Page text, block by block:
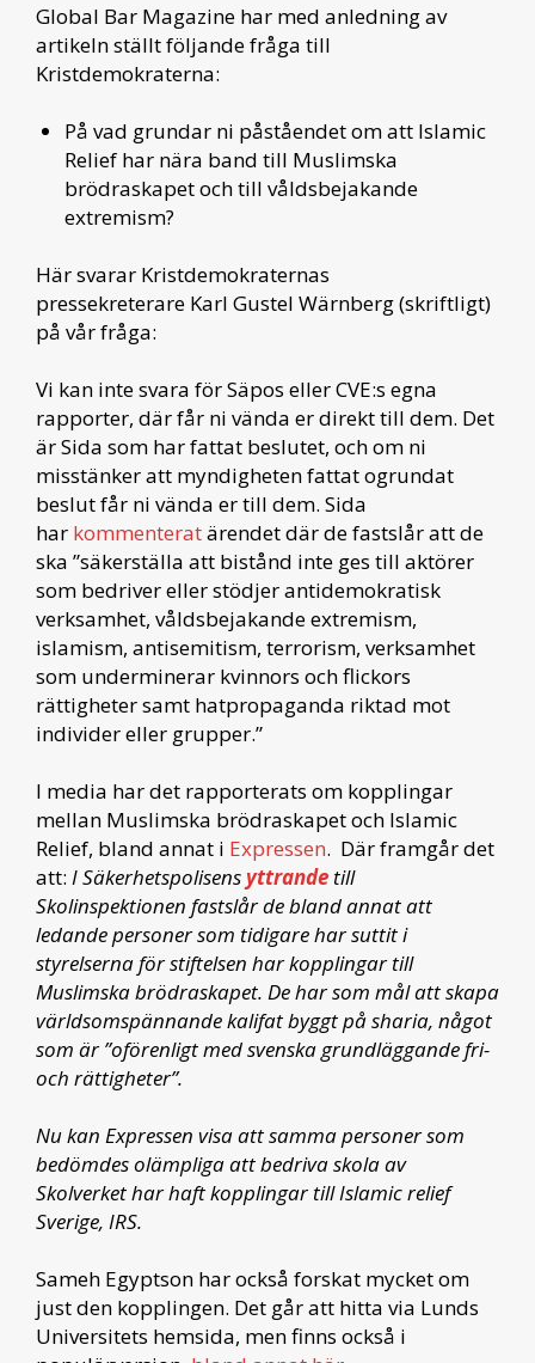
Global Bar Magazine har med anledning av
artikeln ställt följande fråga till
Kristdemokraterna:
På vad grundar ni påståendet om att Islamic
Relief har nära band till Muslimska
brödraskapet och till våldsbejakande
extremism?
Här svarar Kristdemokraternas
pressekreterare Karl Gustel Wärnberg (skriftligt)
på vår fråga:
Vi kan inte svara för Säpos eller CVE:s egna
rapporter, där får ni vända er direkt till dem. Det
är Sida som har fattat beslutet, och om ni
misstänker att myndigheten fattat ogrundat
beslut får ni vända er till dem. Sida
har kommenteratärendet där de fastslår att de
ska ”säkerställa att bistånd inte ges till aktörer
som bedriver eller stödjer antidemokratisk
verksamhet, våldsbejakande extremism,
islamism, antisemitism, terrorism, verksamhet
som underminerar kvinnors och flickors
rättigheter samt hatpropaganda riktad mot
individer eller grupper.”
I media har det rapporterats om kopplingar
mellan Muslimska brödraskapet och Islamic
Relief, bland annat i Expressen. Där framgår det
att: I Säkerhetspolisens yttrande till
Skolinspektionen fastslår de bland annat att
ledande personer som tidigare har suttit i
styrelserna för stiftelsen har kopplingar till
Muslimska brödraskapet. De har som mål att skapa
världsomspännande kalifat byggt på sharia, något
som är ”oförenligt med svenska grundläggande fri-
och rättigheter”.
Nu kan Expressen visa att samma personer som
bedömdes olämpliga att bedriva skola av
Skolverket har haft kopplingar till Islamic relief
Sverige, IRS.
Sameh Egyptson har också forskat mycket om
just den kopplingen. Det går att hitta via Lunds
Universitets hemsida, men finns också i